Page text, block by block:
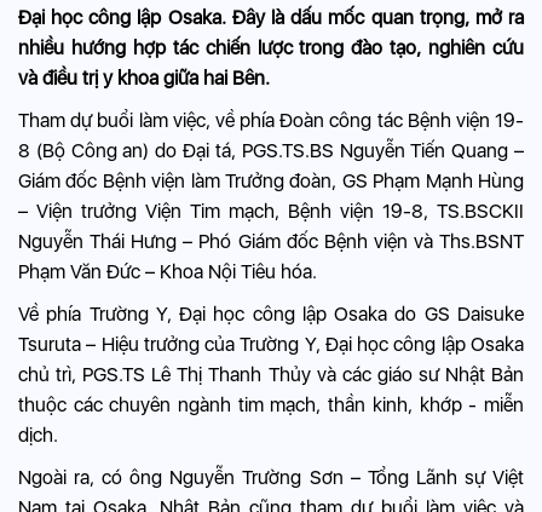
Đại học công lập Osaka. Đây là dấu mốc quan trọng, mở ra
nhiều hướng hợp tác chiến lược trong đào tạo, nghiên cứu
và điều trị y khoa giữa hai Bên.
Tham dự buổi làm việc, về phía Đoàn công tác Bệnh viện 19-
8 (Bộ Công an) do Đại tá, PGS.TS.BS Nguyễn Tiến Quang –
Giám đốc Bệnh viện làm Trưởng đoàn, GS Phạm Mạnh Hùng
– Viện trưởng Viện Tim mạch, Bệnh viện 19-8, TS.BSCKII
Nguyễn Thái Hưng – Phó Giám đốc Bệnh viện và Ths.BSNT
Phạm Văn Đức – Khoa Nội Tiêu hóa.
Về phía Trường Y, Đại học công lập Osaka do GS Daisuke
Tsuruta – Hiệu trưởng của Trường Y, Đại học công lập Osaka
chủ trì, PGS.TS Lê Thị Thanh Thủy và các giáo sư Nhật Bản
thuộc các chuyên ngành tim mạch, thần kinh, khớp - miễn
dịch.
Ngoài ra, có ông Nguyễn Trường Sơn – Tổng Lãnh sự Việt